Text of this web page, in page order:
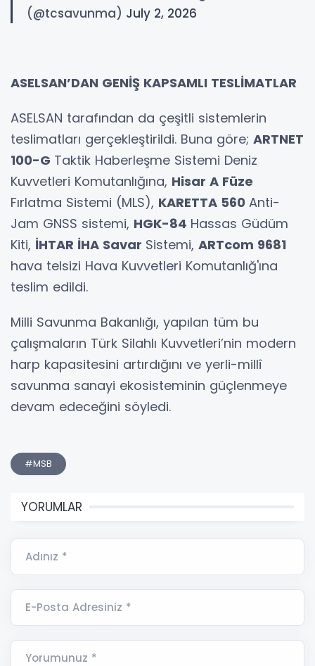
(@tcsavunma) July 2, 2026
ASELSAN’DAN GENİŞ KAPSAMLI TESLİMATLAR
ASELSAN tarafından da çeşitli sistemlerin
teslimatları gerçekleştirildi. Buna göre; ARTNET
100-G Taktik Haberleşme Sistemi Deniz
Kuvvetleri Komutanlığına, Hisar A Füze
Fırlatma Sistemi (MLS), KARETTA 560 Anti-
Jam GNSS sistemi, HGK-84 Hassas Güdüm
Kiti, İHTAR İHA Savar Sistemi, ARTcom 9681
hava telsizi Hava Kuvvetleri Komutanlığ'ına
teslim edildi.
Milli Savunma Bakanlığı, yapılan tüm bu
çalışmaların Türk Silahlı Kuvvetleri’nin modern
harp kapasitesini artırdığını ve yerli-millî
savunma sanayi ekosisteminin güçlenmeye
devam edeceğini söyledi.
#MSB
YORUMLAR
Adınız *
E-Posta Adresiniz *
Yorumunuz *